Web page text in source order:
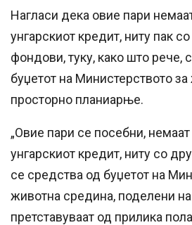
Нагласи дека овие пари
унгарскиот кредит, ниту пак
фондови, туку, како што рече,
буџетот на Министерството
просторно планиарње.
„Овие пари се посебни,
унгарскиот кредит, ниту со
се средства од буџетот на
животна средина, поделени
претставуваат од прилика